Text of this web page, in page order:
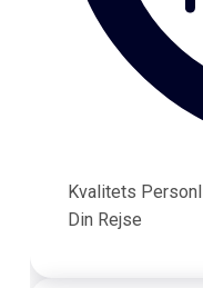
Kvalitets
Din Rejse